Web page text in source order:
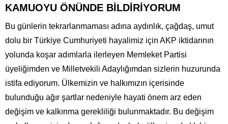
KAMUOYU ÖNÜNDE BİLDİRİYORUM
Bu günlerin tekrarlanmaması adına aydınlık, çağdaş, umut
dolu bir Türkiye Cumhuriyeti hayalimiz için AKP iktidarının
yolunda koşar adımlarla ilerleyen Memleket Partisi
üyeliğimden ve Milletvekili Adaylığımdan sizlerin huzurunda
istifa ediyorum. Ülkemizin ve halkımızın içerisinde
bulunduğu ağır şartlar nedeniyle hayati önem arz eden
değişim ve kalkınma gerekliliği bulunmaktadır. Bu değişim